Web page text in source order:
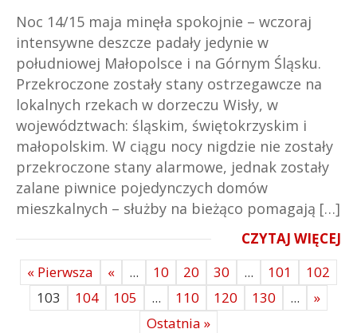
Noc 14/15 maja minęła spokojnie – wczoraj
intensywne deszcze padały jedynie w
południowej Małopolsce i na Górnym Śląsku.
Przekroczone zostały stany ostrzegawcze na
lokalnych rzekach w dorzeczu Wisły, w
województwach: śląskim, świętokrzyskim i
małopolskim. W ciągu nocy nigdzie nie zostały
przekroczone stany alarmowe, jednak zostały
zalane piwnice pojedynczych domów
mieszkalnych – służby na bieżąco pomagają […]
CZYTAJ WIĘCEJ
« Pierwsza
« ... 10 20 30 ... 101
102
103
104 105 ... 110 120 130 ...
»
Ostatnia »